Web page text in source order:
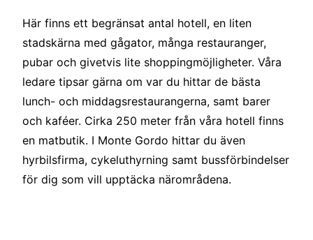
Här finns ett begränsat antal hotell, en liten
stadskärna med gågator, många restauranger,
pubar och givetvis lite shoppingmöjligheter. Våra
ledare tipsar gärna om var du hittar de bästa
lunch- och middagsrestaurangerna, samt barer
och kaféer. Cirka 250 meter från våra hotell finns
en matbutik. I Monte Gordo hittar du även
hyrbilsfirma, cykeluthyrning samt bussförbindelser
för dig som vill upptäcka närområdena.